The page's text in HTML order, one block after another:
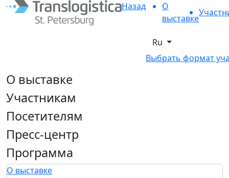
Назад
О
выставке
Ru
Выбрать формат
О выставке
Участникам
Посетителям
Пресс-центр
Программа
О выставке